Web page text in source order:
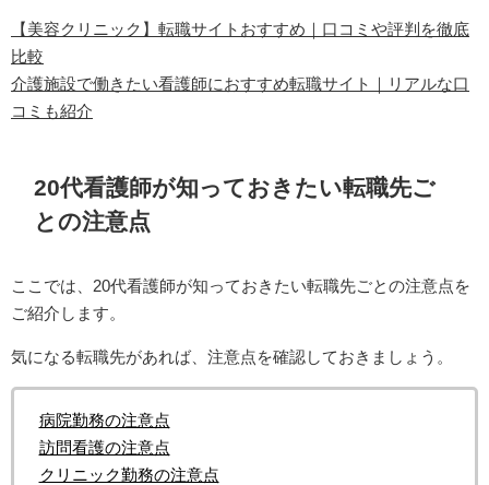
【美容クリニック】転職サイトおすすめ｜口コミや評判を徹底
比較
介護施設で働きたい看護師におすすめ転職サイト｜リアルな口
コミも紹介
20代看護師が知っておきたい転職先ご
との注意点
ここでは、20代看護師が知っておきたい転職先ごとの注意点を
ご紹介します。
気になる転職先があれば、注意点を確認しておきましょう。
病院勤務の注意点
訪問看護の注意点
クリニック勤務の注意点